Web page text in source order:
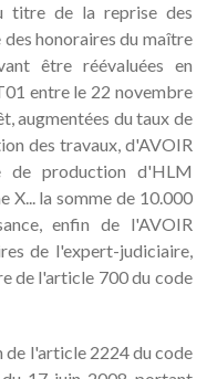
titre de la reprise des
honoraires du maître
être réévaluées en
entre le 22 novembre
augmentées du taux de
des travaux, d'AVOIR
de production d'HLM
X... la somme de 10.000
enfin de l'AVOIR
de l'expert-judiciaire,
de l'article 700 du code
l'article 2224 du code